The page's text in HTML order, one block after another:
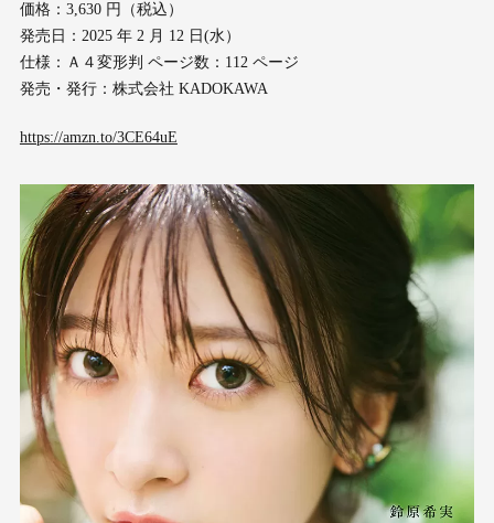
価格：3,630 円（税込）
発売日：2025 年 2 月 12 日(水）
仕様：Ａ４変形判 ページ数：112 ページ
発売・発行：株式会社 KADOKAWA
https://amzn.to/3CE64uE